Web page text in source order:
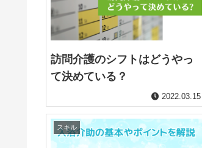
訪問介護のシフトはどうやっ
て決めている？
2022.03.15
スキル